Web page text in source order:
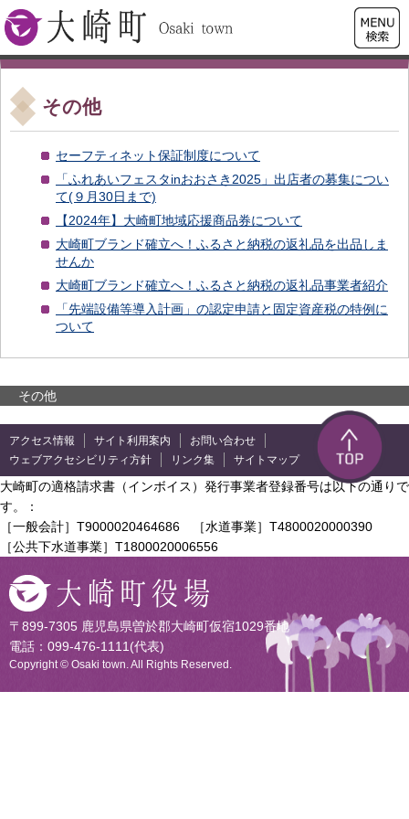
大崎町
検索・
共通メ
ニュー
その他
セーフティネット保証制度について
「ふれあいフェスタinおおさき2025」出店者の募集につい
て(９月30日まで)
【2024年】大崎町地域応援商品券について
大崎町ブランド確立へ！ふるさと納税の返礼品を出品しま
せんか
大崎町ブランド確立へ！ふるさと納税の返礼品事業者紹介
「先端設備等導入計画」の認定申請と固定資産税の特例に
ついて
その他
アクセス情報 サイト利用案内
お問い合わせ
ウェブアクセシビリティ方針
リンク集 サイトマップ
大崎町の適格請求書（インボイス）発行事業者登録番号は以下の通りで
す。：
［一般会計］T9000020464686 ［水道事業］T4800020000390
［公共下水道事業］T1800020006556
〒899-7305 鹿児島県曽於郡大崎町仮宿1029番地
電話：099-476-1111(代表)
Copyright © Osaki town. All Rights Reserved.